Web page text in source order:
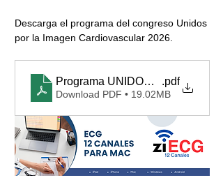
Descarga el programa del congreso Unidos
por la Imagen Cardiovascular 2026.
Programa UNIDOS - 2026
.pdf
Download PDF • 19.02MB